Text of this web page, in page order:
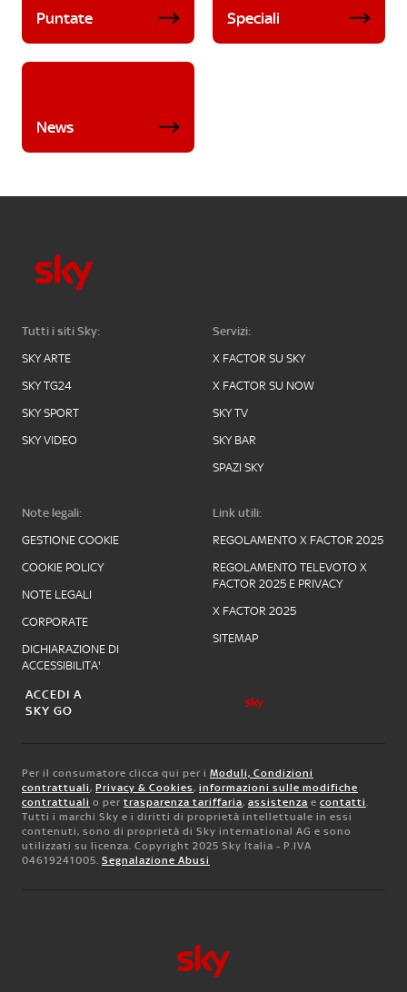
Puntate Speciali
News
Tutti i siti Sky:
SKY ARTE
SKY TG24
SKY SPORT
SKY VIDEO
Servizi:
X FACTOR SU SKY
X FACTOR SU NOW
SKY TV
SKY BAR
SPAZI SKY
Note legali:
GESTIONE COOKIE
COOKIE POLICY
NOTE LEGALI
CORPORATE
DICHIARAZIONE DI
ACCESSIBILITA'
Link utili:
REGOLAMENTO X FACTOR 2025
REGOLAMENTO TELEVOTO X
FACTOR 2025 E PRIVACY
X FACTOR 2025
SITEMAP
ACCEDI A
SKY GO
Per il consumatore clicca qui per i Moduli, Condizioni
contrattuali, Privacy & Cookies, informazioni sulle modifiche
contrattuali o per trasparenza tariffaria, assistenza e contatti.
Tutti i marchi Sky e i diritti di proprietà intellettuale in essi
contenuti, sono di proprietà di Sky international AG e sono
utilizzati su licenza. Copyright 2025 Sky Italia - P.IVA
04619241005. Segnalazione Abusi